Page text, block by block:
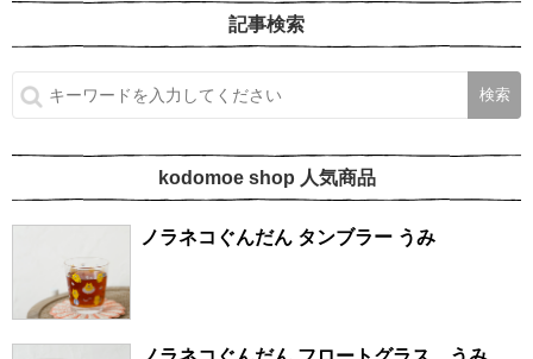
記事検索
kodomoe shop 人気商品
ノラネコぐんだん タンブラー うみ